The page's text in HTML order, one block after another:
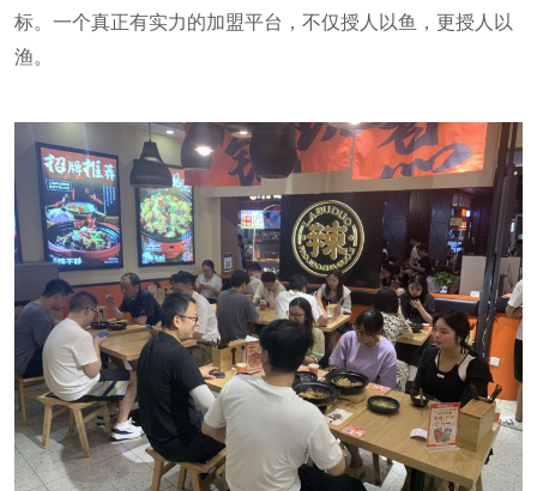
标。一个真正有实力的加盟平台，不仅授人以鱼，更授人以
渔。